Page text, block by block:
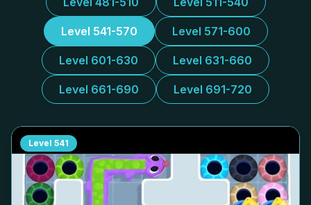
Level 541-570 Level 571-600
Level 601-630 Level 631-660
Level 661-690 Level 691-720
Level 541